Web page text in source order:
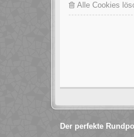
Alle Cookies
Der perfekte